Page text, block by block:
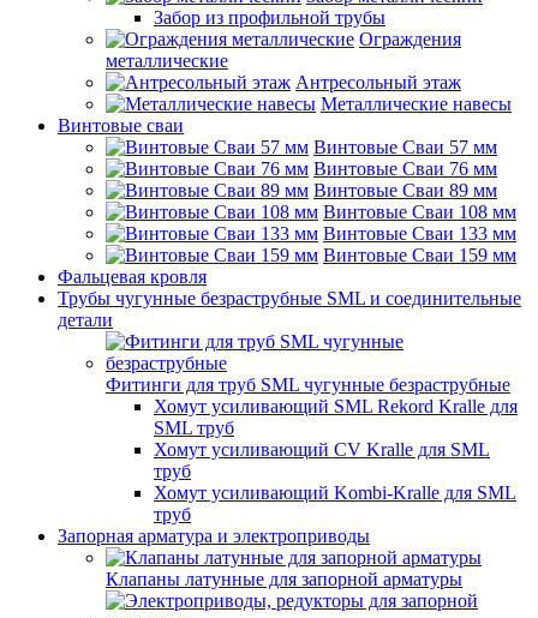
Забор из профильной трубы
Ограждения
металлические
Антресольный этаж
Металлические навесы
Винтовые сваи
Винтовые Сваи 57 мм
Винтовые Сваи 76 мм
Винтовые Сваи 89 мм
Винтовые Сваи 108 мм
Винтовые Сваи 133 мм
Винтовые Сваи 159 мм
Фальцевая кровля
Трубы чугунные безраструбные SML и соединительные
детали
Фитинги для труб SML чугунные безраструбные
Хомут усиливающий SML Rekord Kralle для
SML труб
Хомут усиливающий CV Kralle для SML
труб
Хомут усиливающий Kombi-Kralle для SML
труб
Запорная арматура и электроприводы
Клапаны латунные для запорной арматуры